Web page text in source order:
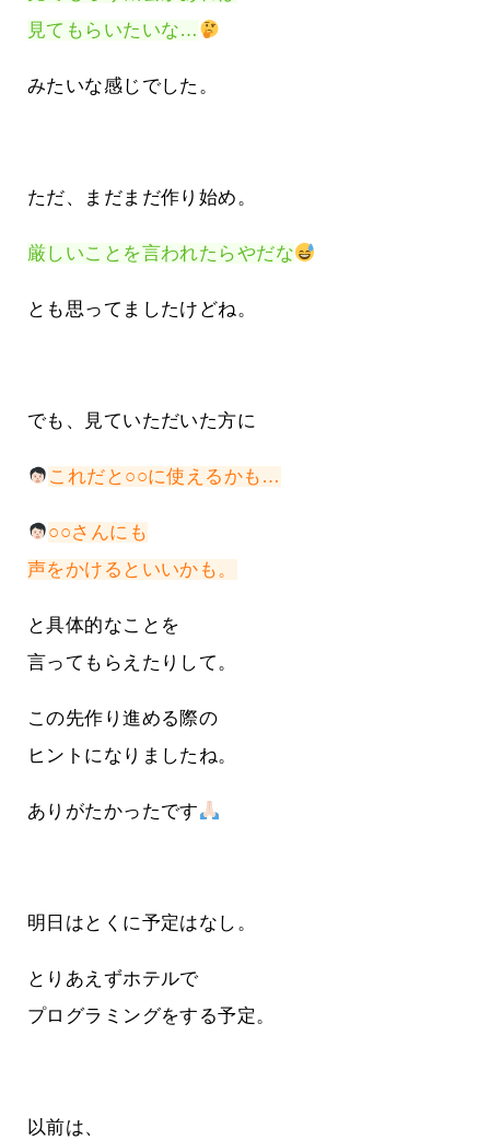
見てもらいたいな…
みたいな感じでした。
ただ、まだまだ作り始め。
厳しいことを言われたらやだな
とも思ってましたけどね。
でも、見ていただいた方に
これだと○○に使えるかも…
○○さんにも
声をかけるといいかも。
と具体的なことを
言ってもらえたりして。
この先作り進める際の
ヒントになりましたね。
ありがたかったです
明日はとくに予定はなし。
とりあえずホテルで
プログラミングをする予定。
以前は、